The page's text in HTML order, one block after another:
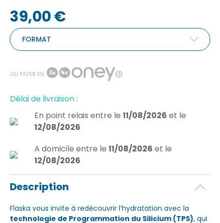
39,00 €
FORMAT
OU PAYER EN
Délai de livraison :
En point relais entre le 11/08/2026 et le
12/08/2026
A domicile entre le 11/08/2026 et le
12/08/2026
Description
Flaska vous invite à redécouvrir l’hydratation avec la
technologie de Programmation du Silicium (TPS), qui